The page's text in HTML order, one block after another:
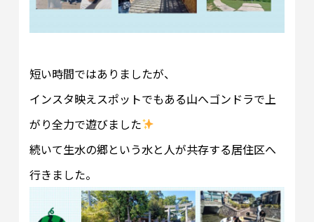
短い時間ではありましたが、
インスタ映えスポットでもある山へゴンドラで上
がり全力で遊びました
続いて生水の郷という水と人が共存する居住区へ
行きました。